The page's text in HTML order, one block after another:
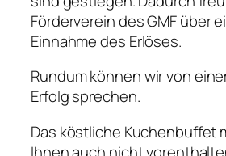
Förderverein des GMF über
Einnahme des Erlöses.
Rundum können wir von
Erfolg sprechen.
Das köstliche Kuchenbuffet